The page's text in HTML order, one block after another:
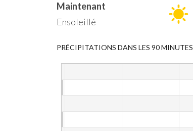
Maintenant
Ensoleillé
PRÉCIPITATIONS DANS LES 90 MINUTES